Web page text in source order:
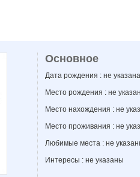
Основное
Дата рождения : не указана
Место рождения : не
Место нахождения : не
Место проживания : не
Любимые места : не
Интересы : не указаны